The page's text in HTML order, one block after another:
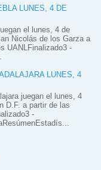
LUNES, 4 DE
el lunes, 4 de
Nicolás de los Garza a
UANLFinalizado3 -
LUNES, 4
juegan el lunes, 4
D.F. a partir de las
-